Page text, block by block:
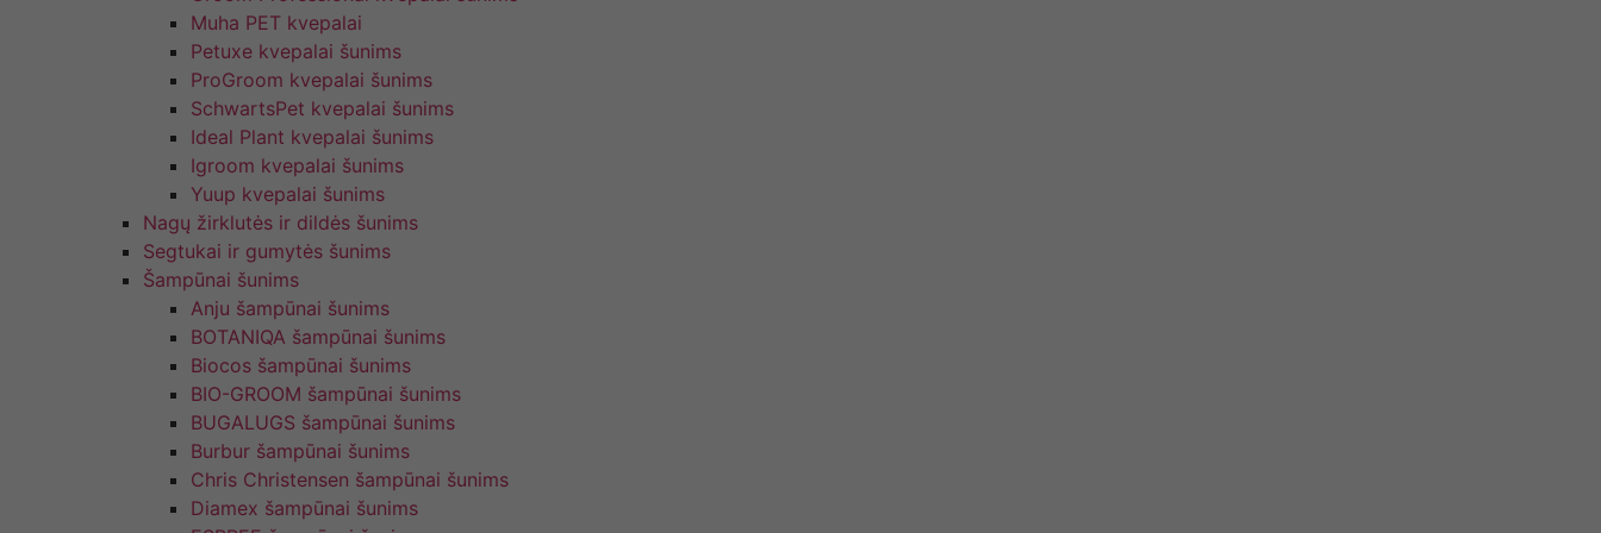
Muha PET kvepalai
Petuxe kvepalai šunims
ProGroom kvepalai šunims
SchwartsPet kvepalai šunims
Ideal Plant kvepalai šunims
Igroom kvepalai šunims
Yuup kvepalai šunims
Nagų žirklutės ir dildės šunims
Segtukai ir gumytės šunims
Šampūnai šunims
Anju šampūnai šunims
BOTANIQA šampūnai šunims
Biocos šampūnai šunims
BIO-GROOM šampūnai šunims
BUGALUGS šampūnai šunims
Burbur šampūnai šunims
Chris Christensen šampūnai šunims
Diamex šampūnai šunims